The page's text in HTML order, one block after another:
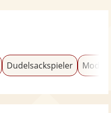
Dudelsackspieler